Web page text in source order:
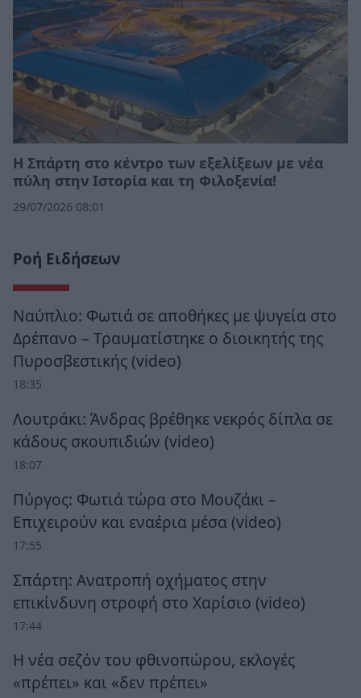
Η Σπάρτη στο κέντρο των εξελίξεων με νέα
πύλη στην Ιστορία και τη Φιλοξενία!
29/07/2026 08:01
Ροή Ειδήσεων
Ναύπλιο: Φωτιά σε αποθήκες με ψυγεία στο
Δρέπανο – Τραυματίστηκε ο διοικητής της
Πυροσβεστικής (video)
18:35
Λουτράκι: Άνδρας βρέθηκε νεκρός δίπλα σε
κάδους σκουπιδιών (video)
18:07
Πύργος: Φωτιά τώρα στο Μουζάκι –
Επιχειρούν και εναέρια μέσα (video)
17:55
Σπάρτη: Ανατροπή οχήματος στην
επικίνδυνη στροφή στο Χαρίσιο (video)
17:44
Η νέα σεζόν του φθινοπώρου, εκλογές
«πρέπει» και «δεν πρέπει»